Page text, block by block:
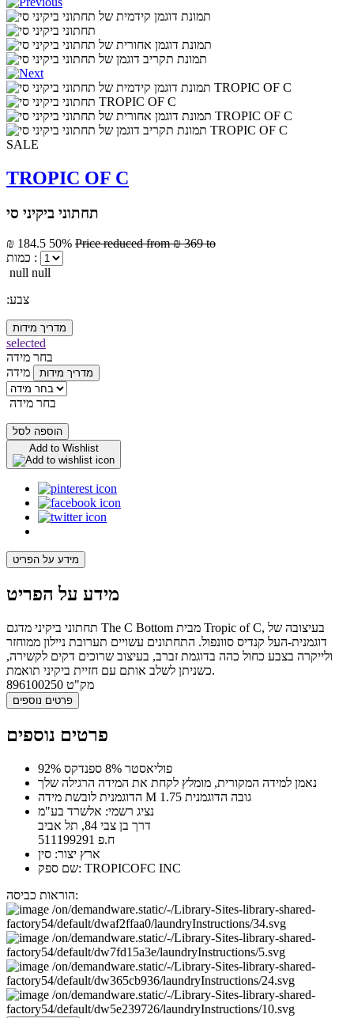
SALE
TROPIC OF C
תחתוני ביקיני סי
₪ 184.5 50% Price reduced from₪ 369 to
כמות :
null null
:צבע
מדריך מידות
selected
בחר מידה
מידה
מדריך מידות
בחר מידה
הוספה לסל
Add to Wishlist
מידע על הפריט
מידע על הפריט
תחתוני ביקיני מדגם The C Bottom מבית Tropic of C, בעיצובה של
דוגמנית-העל קנדיס סוונפול. התחתונים עשויים תערובת ניילון ממוחזר
ולייקרה בצבע כחול כהה בדוגמת זברב, בעיצוב שרוכים דקים לקשירה,
כשניתן לשלב אותם עם חזיית ביקיני תואמת.
מק"ט 896100250
פרטים נוספים
פרטים נוספים
92% פוליאסטר 8% ספנדקס
נאמן למידה המקורית, מומלץ לקחת את המידה הרגילה שלך
הדוגמנית לובשת מידה M גובה הדוגמנית 1.75
נציג רשמי: אלשרד בע"מ
דרך בן צבי 84, תל אביב
ח.פ 511199291
ארץ יצור: סין
שם ספק: TROPICOFC INC
הוראות כביסה: